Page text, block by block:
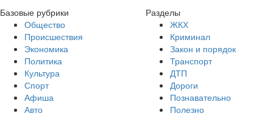
Базовые рубрики
Общество
Происшествия
Экономика
Политика
Культура
Спорт
Афиша
Авто
Разделы
ЖКХ
Криминал
Закон и порядок
Транспорт
ДТП
Дороги
Познавательно
Полезно